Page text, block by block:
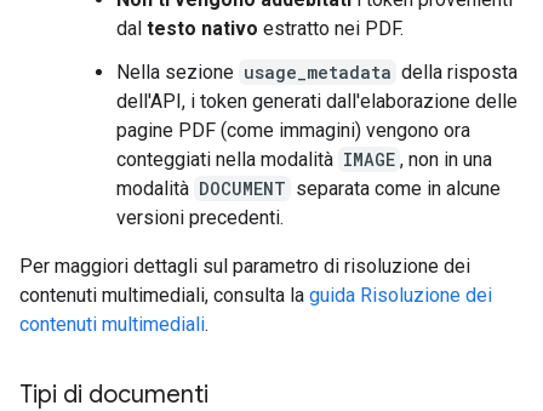
dal testo nativo estratto nei PDF.
Nella sezione usage_metadata della risposta
dell'API, i token generati dall'elaborazione delle
pagine PDF (come immagini) vengono ora
conteggiati nella modalità IMAGE , non in una
modalità DOCUMENT separata come in alcune
versioni precedenti.
Per maggiori dettagli sul parametro di risoluzione dei
contenuti multimediali, consulta la guida Risoluzione dei
contenuti multimediali.
Tipi di documenti